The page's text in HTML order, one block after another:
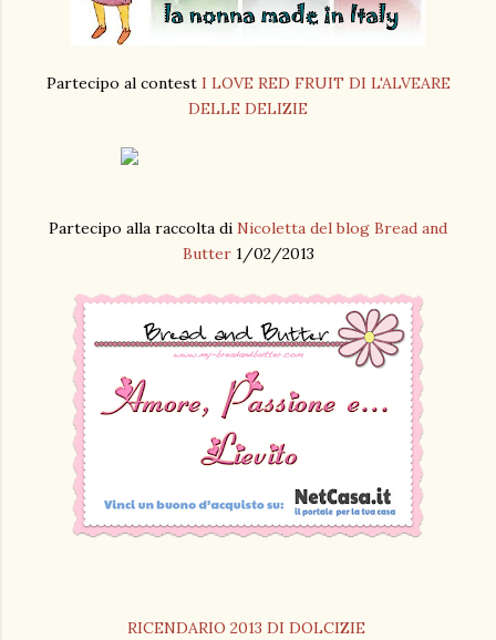
Partecipo al contest I LOVE RED FRUIT DI L'ALVEARE
DELLE DELIZIE
Partecipo alla raccolta di Nicoletta del blog Bread and
Butter1/02/2013
RICENDARIO 2013 DI DOLCIZIE